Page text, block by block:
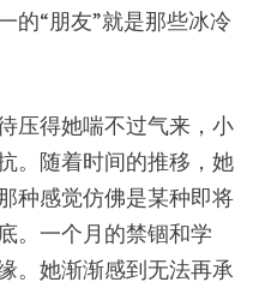
的“朋友”就是那些冰冷
压得她喘不过气来，小
。随着时间的推移，她
种感觉仿佛是某种即将
。一个月的禁锢和学
。她渐渐感到无法再承